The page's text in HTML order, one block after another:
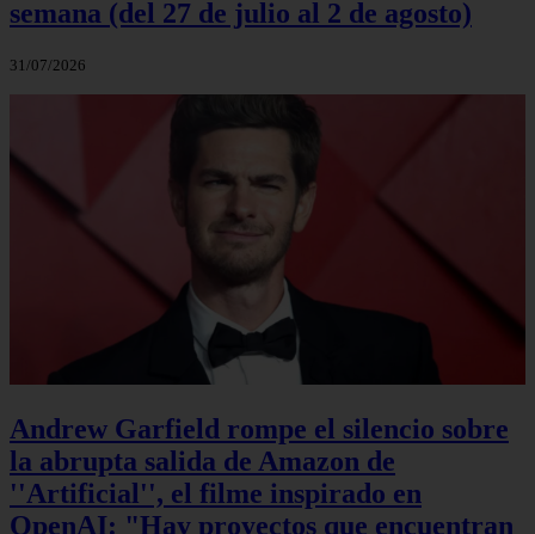
semana (del 27 de julio al 2 de agosto)
31/07/2026
Andrew Garfield rompe el silencio sobre
la abrupta salida de Amazon de
''Artificial'', el filme inspirado en
OpenAI: "Hay proyectos que encuentran